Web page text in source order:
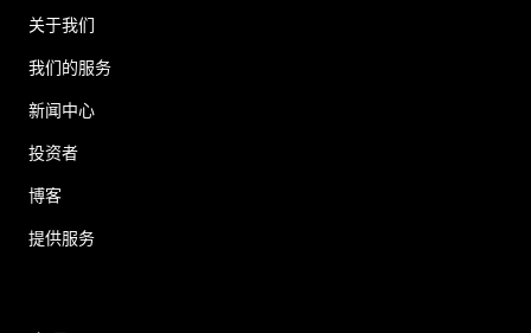
关于我们
我们的服务
新闻中心
投资者
博客
提供服务